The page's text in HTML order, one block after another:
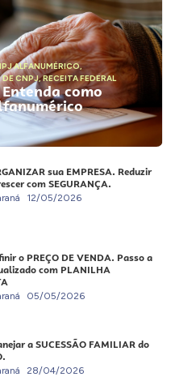
ALFANUMÉRICO,
CNPJ,RECEITA FEDERAL
como
sua EMPRESA. Reduzir
com SEGURANÇA.
12/05/2026
o PREÇO DE VENDA. Passo a
com PLANILHA
05/05/2026
a SUCESSÃO FAMILIAR do
28/04/2026